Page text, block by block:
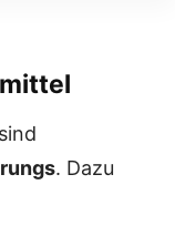
sind
. Dazu